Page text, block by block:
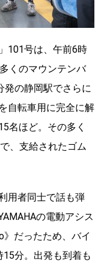
101号は、午前6時
くのマウンテンバ
発の静岡駅でさらに
自転車用に完全に解
名ほど。その多く
、支給されたゴム
用者同士で話も弾
の電動アシス
》だったため、バイ
分。出発も到着も